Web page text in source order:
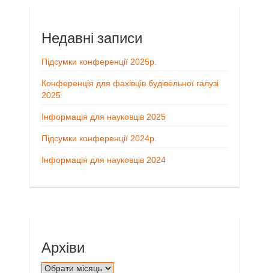
Недавні записи
Підсумки конференції 2025р.
Конференція для фахівців будівельної галузі
2025
Інформація для науковців 2025
Підсумки конференції 2024р.
Інформація для науковців 2024
Архіви
Архіви